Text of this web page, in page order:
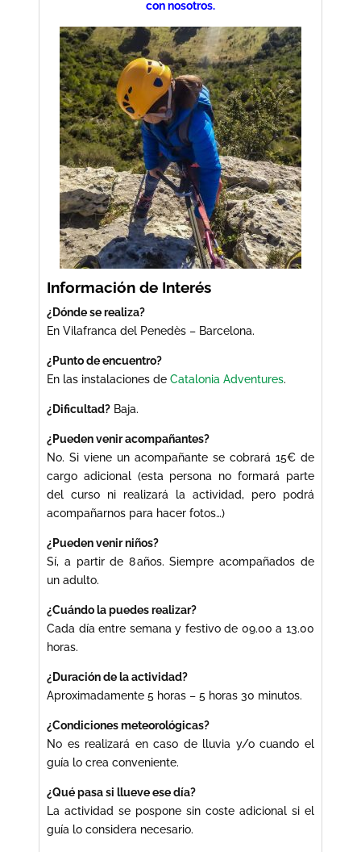
con nosotros.
Información de Interés
¿Dónde se realiza?
En Vilafranca del Penedès – Barcelona.
¿Punto de encuentro?
En las instalaciones deCatalonia Adventures.
¿Dificultad? Baja.
¿Pueden venir acompañantes?
No. Si viene un acompañante se cobrará 15€ de
cargo adicional (esta persona no formará parte
del curso ni realizará la actividad, pero podrá
acompañarnos para hacer fotos…)
¿Pueden venir niños?
Sí, a partir de 8 años. Siempre acompañados de
un adulto.
¿Cuándo la puedes realizar?
Cada día entre semana y festivo de 09.00 a 13.00
horas.
¿Duración de la actividad?
Aproximadamente 5 horas – 5 horas 30 minutos.
¿Condiciones meteorológicas?
No es realizará en caso de lluvia y/o cuando el
guía lo crea conveniente.
¿Qué pasa si llueve ese día?
La actividad se pospone sin coste adicional si el
guía lo considera necesario.